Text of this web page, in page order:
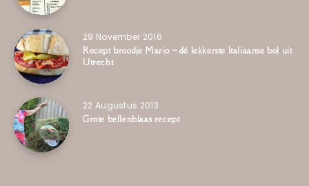
29 November 2016
Recept broodje Mario – dé lekkerste Italiaanse bol uit
Utrecht
22 Augustus 2013
Grote bellenblaas recept